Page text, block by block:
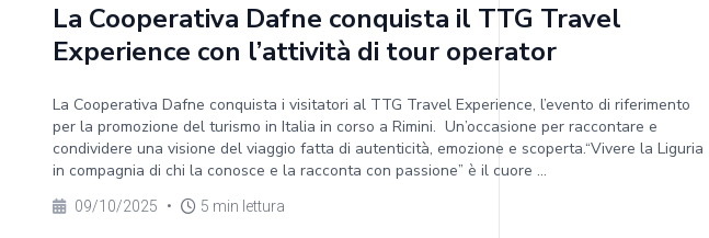
La Cooperativa Dafne conquista il TTG Travel
Experience con l’attività di tour operator
La Cooperativa Dafne conquista i visitatori al TTG Travel Experience, l’evento di riferimento
per la promozione del turismo in Italia in corso a Rimini. Un’occasione per raccontare e
condividere una visione del viaggio fatta di autenticità, emozione e scoperta.“Vivere la Liguria
in compagnia di chi la conosce e la racconta con passione” è il cuore ...
09/10/2025 • 5 min lettura